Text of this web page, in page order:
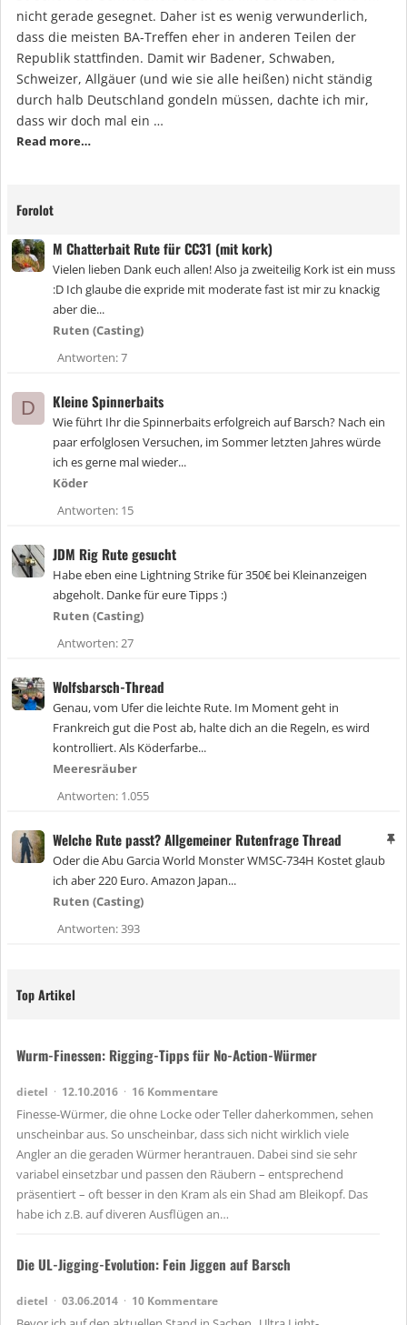
nicht gerade gesegnet. Daher ist es wenig verwunderlich,
dass die meisten BA-Treffen eher in anderen Teilen der
Republik stattfinden. Damit wir Badener, Schwaben,
Schweizer, Allgäuer (und wie sie alle heißen) nicht ständig
durch halb Deutschland gondeln müssen, dachte ich mir,
dass wir doch mal ein …
Read more…
Forolot
M Chatterbait Rute für CC31 (mit kork)
Vielen lieben Dank euch allen! Also ja zweiteilig Kork ist ein muss
:D Ich glaube die expride mit moderate fast ist mir zu knackig
aber die...
Ruten (Casting)
Antworten 7
D Kleine Spinnerbaits
Wie führt Ihr die Spinnerbaits erfolgreich auf Barsch? Nach ein
paar erfolglosen Versuchen, im Sommer letzten Jahres würde
ich es gerne mal wieder...
Köder
Antworten 15
JDM Rig Rute gesucht
Habe eben eine Lightning Strike für 350€ bei Kleinanzeigen
abgeholt. Danke für eure Tipps :)
Ruten (Casting)
Antworten 27
Wolfsbarsch-Thread
Genau, vom Ufer die leichte Rute. Im Moment geht in
Frankreich gut die Post ab, halte dich an die Regeln, es wird
kontrolliert. Als Köderfarbe...
Meeresräuber
Antworten 1.055
A
Welche Rute passt? Allgemeiner Rutenfrage Thread
Oder die Abu Garcia World Monster WMSC-734H Kostet glaub
ich aber 220 Euro. Amazon Japan...
Ruten (Casting)
Antworten 393
Top Artikel
Wurm-Finessen: Rigging-Tipps für No-Action-Würmer
dietel 12.10.2016 16 Kommentare
Finesse-Würmer, die ohne Locke oder Teller daherkommen, sehen
unscheinbar aus. So unscheinbar, dass sich nicht wirklich viele
Angler an die geraden Würmer herantrauen. Dabei sind sie sehr
variabel einsetzbar und passen den Räubern – entsprechend
präsentiert – oft besser in den Kram als ein Shad am Bleikopf. Das
habe ich z.B. auf diveren Ausflügen an…
Die UL-Jigging-Evolution: Fein Jiggen auf Barsch
dietel 03.06.2014 10 Kommentare